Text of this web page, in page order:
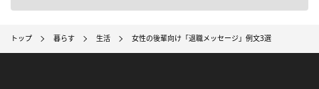
トップ 暮らす 生活 女性の後輩向け「退職メッセージ」例文3選